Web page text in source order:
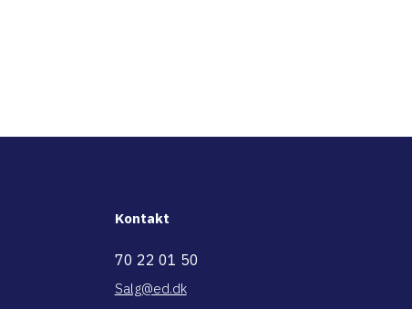
Kontakt
70 22 01 50
Salg@ed.dk